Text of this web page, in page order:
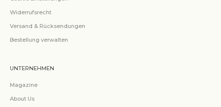
Widerrufsrecht
Versand & Rücksendungen
Bestellung verwalten
UNTERNEHMEN
Magazine
About Us